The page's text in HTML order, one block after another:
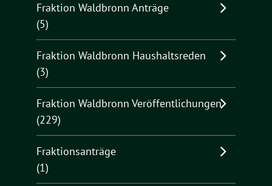
Fraktion Waldbronn Anträge
(5)
Fraktion Waldbronn Haushaltsreden
(3)
Fraktion Waldbronn Veröffentlichungen
(229)
Fraktionsanträge
(1)